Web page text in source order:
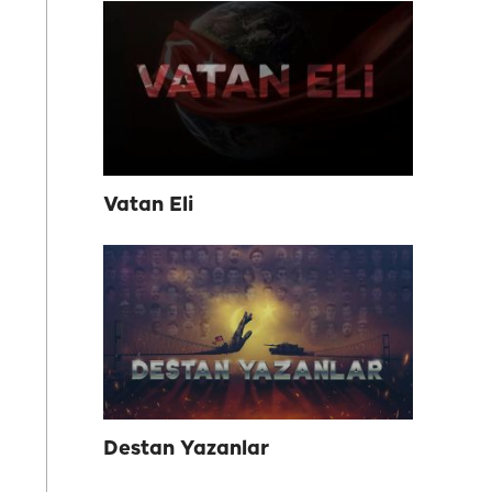
Vatan Eli
Destan Yazanlar